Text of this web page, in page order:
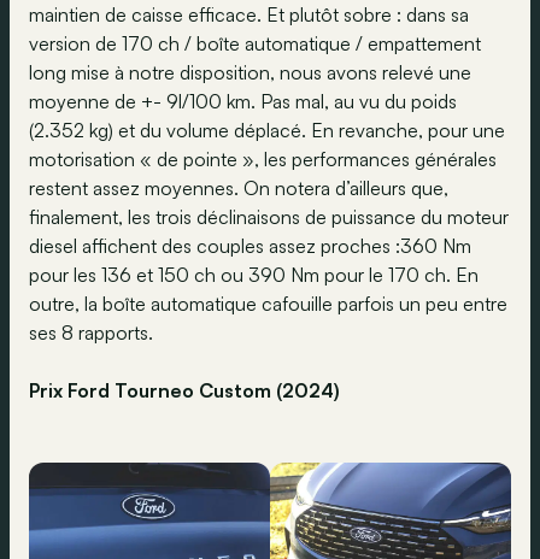
maintien de caisse efficace. Et plutôt sobre : dans sa
version de 170 ch / boîte automatique / empattement
long mise à notre disposition, nous avons relevé une
moyenne de +- 9l/100 km. Pas mal, au vu du poids
(2.352 kg) et du volume déplacé. En revanche, pour une
motorisation « de pointe », les performances générales
restent assez moyennes. On notera d’ailleurs que,
finalement, les trois déclinaisons de puissance du moteur
diesel affichent des couples assez proches :360 Nm
pour les 136 et 150 ch ou 390 Nm pour le 170 ch. En
outre, la boîte automatique cafouille parfois un peu entre
ses 8 rapports.
Prix Ford Tourneo Custom (2024)